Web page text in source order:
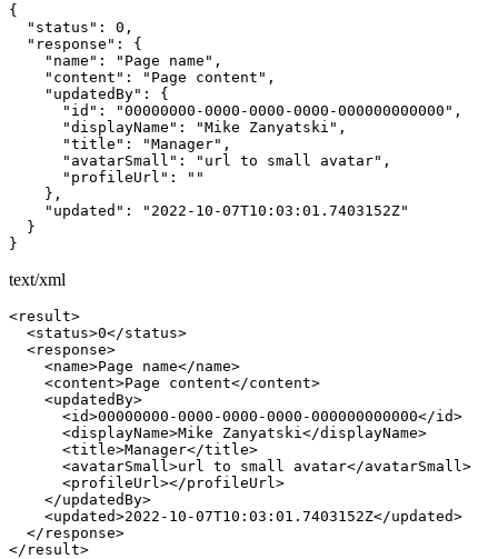
{
  "status": 0,
  "response": {
    "name": "Page name",
    "content": "Page content",
    "updatedBy": {
      "id": "00000000-0000-0000-0000-000000000000",
      "displayName": "Mike Zanyatski",
      "title": "Manager",
      "avatarSmall": "url to small avatar",
      "profileUrl": ""
    },
    "updated": "2022-10-07T10:03:01.7403152Z"
  }
}
text/xml
<result>
  <status>0</status>
  <response>
    <name>Page name</name>
    <content>Page content</content>
    <updatedBy>
      <id>00000000-0000-0000-0000-000000000000</id>
      <displayName>Mike Zanyatski</displayName>
      <title>Manager</title>
      <avatarSmall>url to small avatar</avatarSmall>
      <profileUrl></profileUrl>
    </updatedBy>
    <updated>2022-10-07T10:03:01.7403152Z</updated>
  </response>
</result>